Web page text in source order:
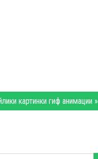
картинки гиф анимации »